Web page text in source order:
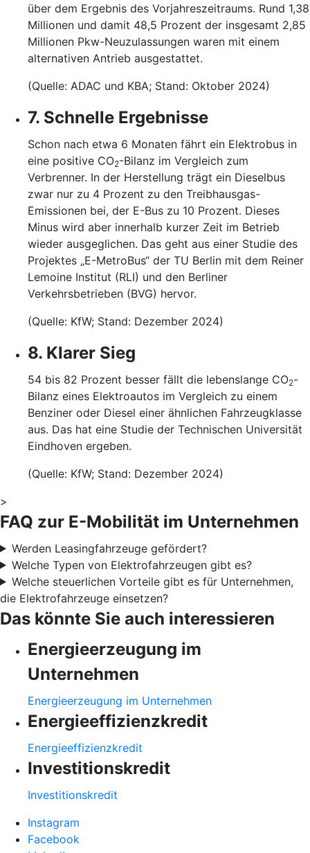
über dem Ergebnis des Vorjahreszeitraums. Rund 1,38
Millionen und damit 48,5 Prozent der insgesamt 2,85
Millionen Pkw-Neuzulassungen waren mit einem
alternativen Antrieb ausgestattet.
(Quelle: ADAC und KBA; Stand: Oktober 2024)
7. Schnelle Ergebnisse
Schon nach etwa 6 Monaten fährt ein Elektrobus in
eine positive CO2-Bilanz im Vergleich zum
Verbrenner. In der Herstellung trägt ein Dieselbus
zwar nur zu 4 Prozent zu den Treibhausgas-
Emissionen bei, der E-Bus zu 10 Prozent. Dieses
Minus wird aber innerhalb kurzer Zeit im Betrieb
wieder ausgeglichen. Das geht aus einer Studie des
Projektes „E-MetroBus“ der TU Berlin mit dem Reiner
Lemoine Institut (RLI) und den Berliner
Verkehrsbetrieben (BVG) hervor.
(Quelle: KfW; Stand: Dezember 2024)
8. Klarer Sieg
54 bis 82 Prozent besser fällt die lebenslange CO2-
Bilanz eines Elektroautos im Vergleich zu einem
Benziner oder Diesel einer ähnlichen Fahrzeugklasse
aus. Das hat eine Studie der Technischen Universität
Eindhoven ergeben.
(Quelle: KfW; Stand: Dezember 2024)
>
FAQ zur E-Mobilität im Unternehmen
Werden Leasingfahrzeuge gefördert?
Welche Typen von Elektrofahrzeugen gibt es?
Welche steuerlichen Vorteile gibt es für Unternehmen,
die Elektrofahrzeuge einsetzen?
Das könnte Sie auch interessieren
Energieerzeugung im
Unternehmen
Energieerzeugung im Unternehmen
Energieeffizienzkredit
Energieeffizienzkredit
Investitionskredit
Investitionskredit
Instagram
Facebook